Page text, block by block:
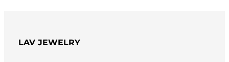
LAV JEWELRY